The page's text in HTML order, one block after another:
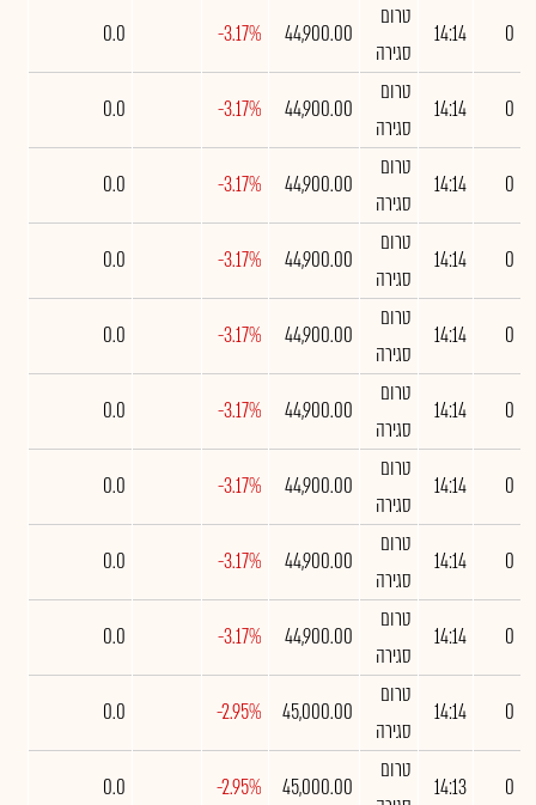
0
14:14
טרום
סגירה
44,900.00
-3.17%
0.0
0
14:14
טרום
סגירה
44,900.00
-3.17%
0.0
0
14:14
טרום
סגירה
44,900.00
-3.17%
0.0
0
14:14
טרום
סגירה
44,900.00
-3.17%
0.0
0
14:14
טרום
סגירה
44,900.00
-3.17%
0.0
0
14:14
טרום
סגירה
44,900.00
-3.17%
0.0
0
14:14
טרום
סגירה
44,900.00
-3.17%
0.0
0
14:14
טרום
סגירה
44,900.00
-3.17%
0.0
0
14:14
טרום
סגירה
44,900.00
-3.17%
0.0
0
14:14
טרום
סגירה
45,000.00
-2.95%
0.0
0
14:13
טרום
45,000.00
-2.95%
0.0